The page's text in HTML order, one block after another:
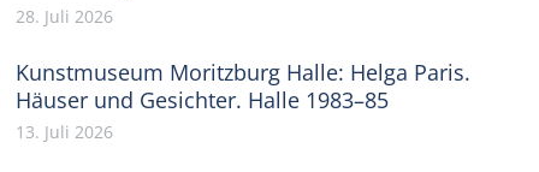
28. Juli 2026
Kunstmuseum Moritzburg Halle: Helga Paris.
Häuser und Gesichter. Halle 1983–85
13. Juli 2026